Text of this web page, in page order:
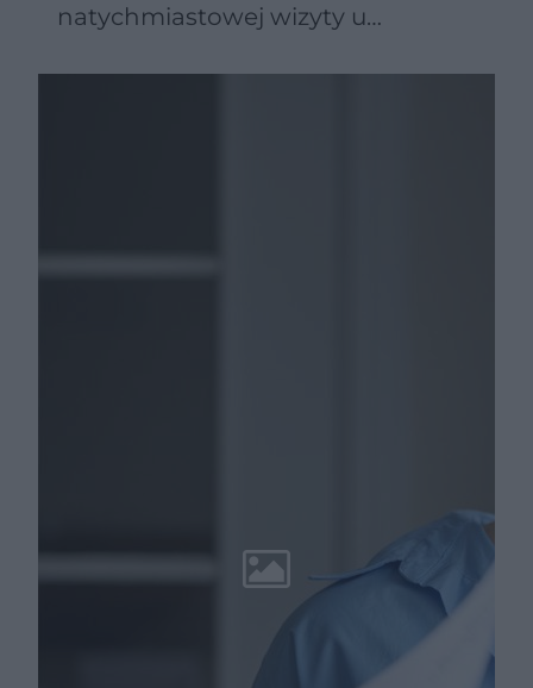
natychmiastowej wizyty u